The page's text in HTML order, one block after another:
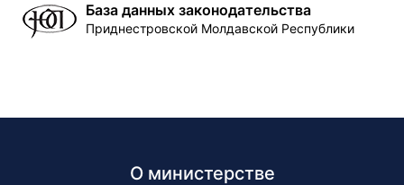
База данных законодательства
Приднестровской Молдавской Республики
О министерстве